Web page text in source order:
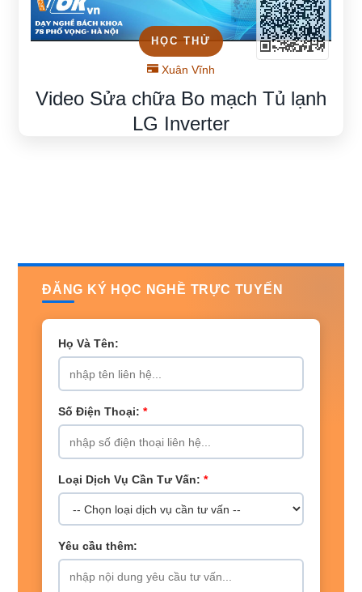
HỌC THỬ
Xuân Vĩnh
Video Sửa chữa Bo mạch Tủ lạnh
LG Inverter
ĐĂNG KÝ HỌC NGHỀ TRỰC TUYẾN
Họ Và Tên:
Số Điện Thoại: *
Loại Dịch Vụ Cần Tư Vấn: *
Yêu cầu thêm: